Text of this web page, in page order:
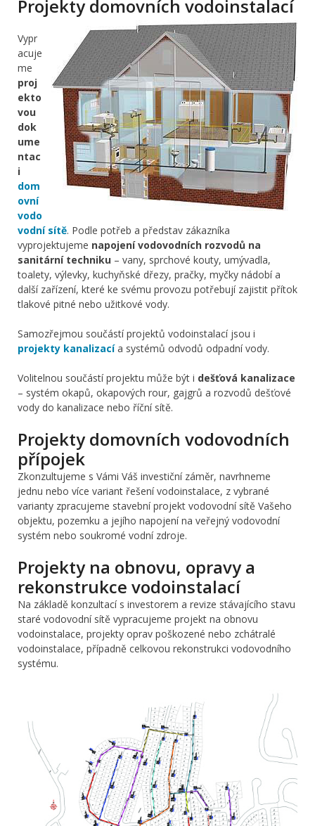
Projekty domovních vodoinstalací
Vypr
acuje
me
proj
ekto
vou
dok
ume
ntac
i
dom
ovní
vodo
vodní sítě. Podle potřeb a představ zákazníka
vyprojektujeme napojení vodovodních rozvodů na
sanitární techniku – vany, sprchové kouty, umývadla,
toalety, výlevky, kuchyňské dřezy, pračky, myčky nádobí a
další zařízení, které ke svému provozu potřebují zajistit přítok
tlakové pitné nebo užitkové vody.
Samozřejmou součástí projektů vodoinstalací jsou i
projekty kanalizacía systémů odvodů odpadní vody.
Volitelnou součástí projektu může být i dešťová kanalizace
– systém okapů, okapových rour, gajgrů a rozvodů dešťové
vody do kanalizace nebo říční sítě.
Projekty domovních vodovodních
přípojek
Zkonzultujeme s Vámi Váš investiční záměr, navrhneme
jednu nebo více variant řešení vodoinstalace, z vybrané
varianty zpracujeme stavební projekt vodovodní sítě Vašeho
objektu, pozemku a jejího napojení na veřejný vodovodní
systém nebo soukromé vodní zdroje.
Projekty na obnovu, opravy a
rekonstrukce vodoinstalací
Na základě konzultací s investorem a revize stávajícího stavu
staré vodovodní sítě vypracujeme projekt na obnovu
vodoinstalace, projekty oprav poškozené nebo zchátralé
vodoinstalace, případně celkovou rekonstrukci vodovodního
systému.